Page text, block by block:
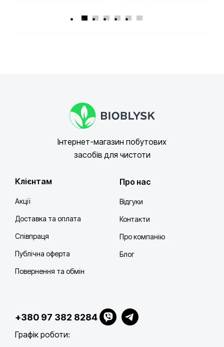
Інтернет-магазин побутових
засобів для чистоти
Клієнтам
Акції
Доставка та оплата
Співпраця
Публічна оферта
Повернення та обмін
Про нас
Відгуки
Контакти
Про компанію
Блог
+380 97 382 8284
Графік роботи: